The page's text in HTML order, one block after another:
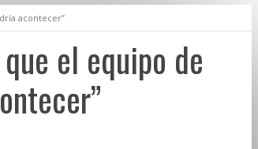
INTERIOR
DEPORTES
ELECCIONES 2025
LEGISLATIVO
TURISMO
CULTURA
acontecer”
el equipo de